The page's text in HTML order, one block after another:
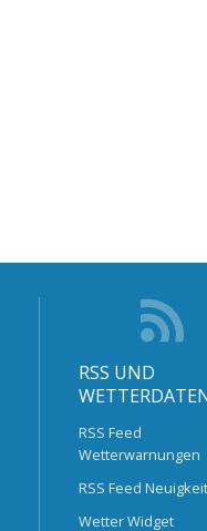
RSS UND
RSS Feed
Wetterwarnungen
RSS Feed
Wetter Widget